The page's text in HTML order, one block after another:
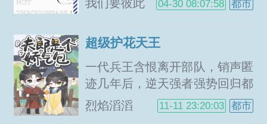
人情险恶，世故多变！出狱后的
出一片属于自己的一片天地，做
那黑道狂龙！...
我们要彼此
04-30 08:07:58 都市
超级护花天王
一代兵王含恨离开部队，销声匿
迹几年后，逆天强者强势回归都
市，再度掀起血雨腥风！简单粗
暴是我的行事艺术，不服就干是
烈焰滔滔 11-11 23:20:03 都市